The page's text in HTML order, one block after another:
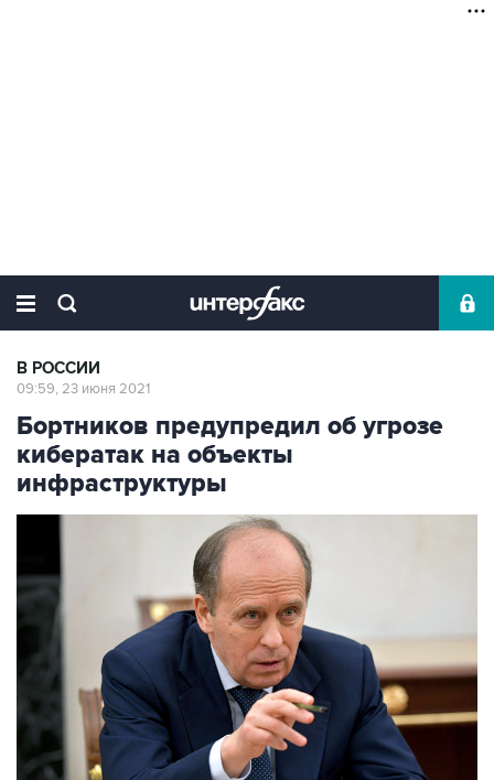
В РОССИИ
09:59, 23 июня 2021
Бортников предупредил об угрозе
кибератак на объекты
инфраструктуры